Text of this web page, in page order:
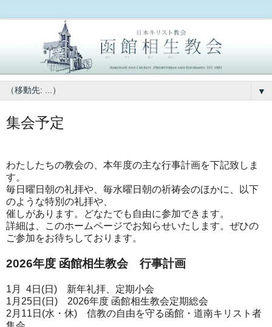
▼
集会予定
わたしたちの教会の、本年度の主な行事計画を下記致しま
す。
毎日曜日朝の礼拝や、毎水曜日朝の祈祷会のほかに、以下
のような特別の礼拝や、
催しがあります。どなたでも自由に参加できます。
詳細は、このホームページでお知らせいたします。ぜひの
ご参加をお待ちしております。
2026年度 函館相生教会 行事計画
1月 4日(日) 新年礼拝、定期小会
1月25日(日) 2026年度 函館相生教会定期総会
2月11日(水・休) 信教の自由を守る函館・道南キリスト者